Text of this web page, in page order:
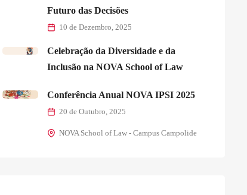
Futuro das Decisões
10 de Dezembro, 2025
Celebração da Diversidade e da
Inclusão na NOVA School of Law
Conferência Anual NOVA IPSI 2025
20 de Outubro, 2025
NOVA School of Law - Campus Campolide